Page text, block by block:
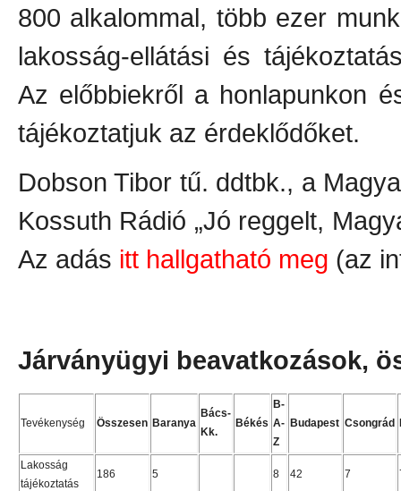
800 alkalommal, több ezer
lakosság-ellátási és
Az előbbiekről a honlapunkon
tájékoztatjuk az érdeklődőket.
Dobson Tibor tű. ddtbk., a
Kossuth Rádió „Jó reggelt,
Az adás itt hallgatható meg (az
Járványügyi beavatkozások,
Tevékenység Összesen Baranya
Bács-
Kk.
Békés
B-
A-
Z
Budapest Csongrád
Lakosság
tájékoztatás
186 5 8 42 7